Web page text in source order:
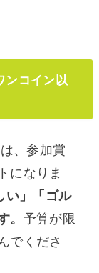
ンコイン以
、参加賞
になりま
い」「ゴル
。 予算が限
でくださ